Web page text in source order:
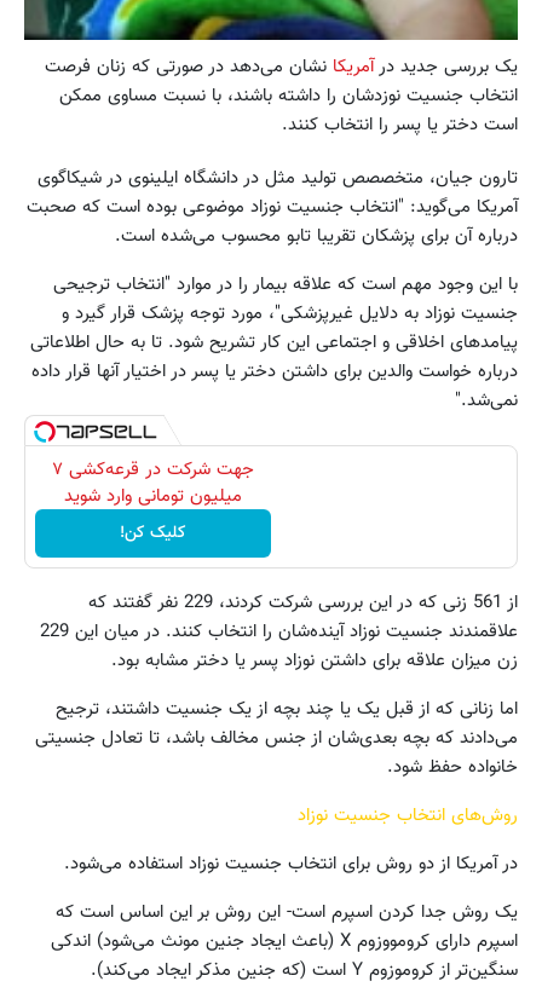
یک بررسی جدید درآمریکا نشان می‌دهد در صورتی که زنان فرصت
انتخاب جنسیت نوزدشان را داشته باشند، با نسبت مساوی ممکن
است دختر یا پسر را انتخاب کنند.
تارون جیان، متخصصص تولید مثل در دانشگاه ایلینوی در شیکاگوی
آمریکا می‌گوید: "انتخاب جنسیت نوزاد موضوعی بوده است که صحبت
درباره آن برای پزشکان تقریبا تابو محسوب می‌شده است.
با این وجود مهم است که علاقه بیمار را در موارد "انتخاب ترجیحی
جنسیت نوزاد به دلایل غیرپزشکی"، مورد توجه پزشک قرار گیرد و
پیامدهای اخلاقی و اجتماعی این کار تشریح شود. تا به حال اطلاعاتی
درباره خواست والدین برای داشتن دختر یا پسر در اختیار آنها قرار داده
نمی‌شد."
جهت شرکت در قرعه‌کشی ۷
میلیون تومانی وارد شوید
کلیک کن!
از 561 زنی که در این بررسی شرکت کردند، 229 نفر گفتند که
علاقمندند جنسیت نوزاد آینده‌شان را انتخاب کنند. در میان این 229
زن میزان علاقه برای داشتن نوزاد پسر یا دختر مشابه بود.
اما زنانی که از قبل یک یا چند بچه از یک جنسیت داشتند، ترجیح
می‌دادند که بچه بعدی‌شان از جنس مخالف باشد، تا تعادل جنسیتی
خانواده حفظ شود.
روش‌های انتخاب جنسیت نوزاد
در آمریکا از دو روش برای انتخاب جنسیت نوزاد استفاده می‌شود.
یک روش جدا کردن اسپرم است- این روش بر این اساس است که
اسپرم دارای کرومووزوم X (باعث ایجاد جنین مونث می‌شود) اندکی
سنگین‌تر از کروموزوم Y است (که جنین مذکر ایجاد می‌کند).